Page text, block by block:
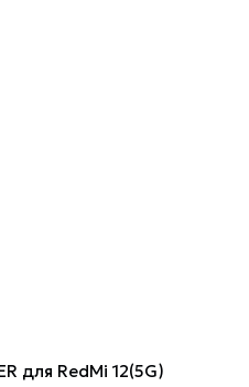
для RedMi 12(5G)